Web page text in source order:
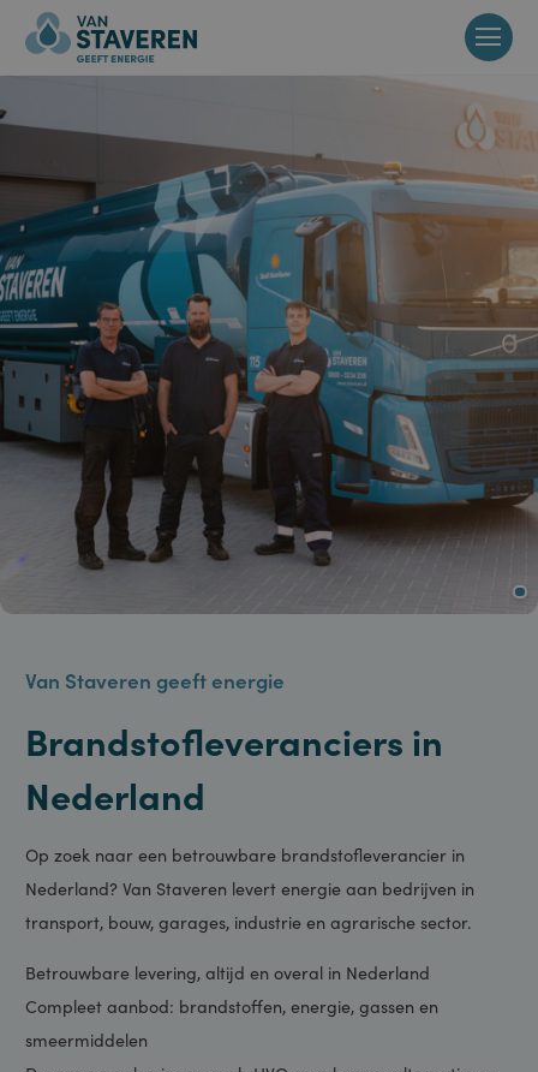
Brandstofleveranciers in
Nederland
Op zoek naar een betrouwbare brandstofleverancier in
Nederland? Van Staveren levert energie aan bedrijven in
transport, bouw, garages, industrie en agrarische sector.
Betrouwbare levering, altijd en overal in Nederland